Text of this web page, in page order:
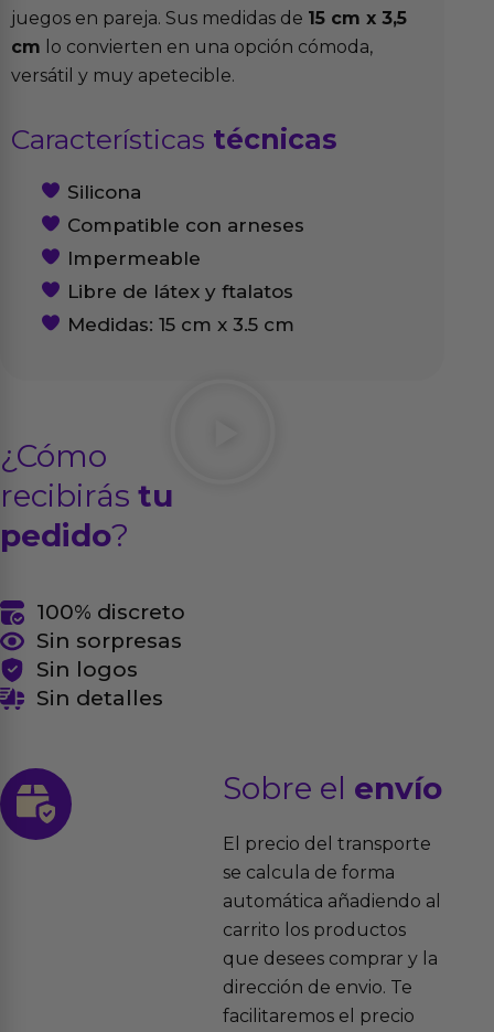
juegos en pareja. Sus medidas de 15 cm x 3,5
cm lo convierten en una opción cómoda,
versátil y muy apetecible.
Características técnicas
Silicona
Compatible con arneses
Impermeable
Libre de látex y ftalatos
Medidas: 15 cm x 3.5 cm
¿Cómo
recibirás tu
pedido?
100% discreto
Sin sorpresas
Sin logos
Sin detalles
Sobre el envío
El precio del transporte
se calcula de forma
automática añadiendo al
carrito los productos
que desees comprar y la
dirección de envio. Te
facilitaremos el precio